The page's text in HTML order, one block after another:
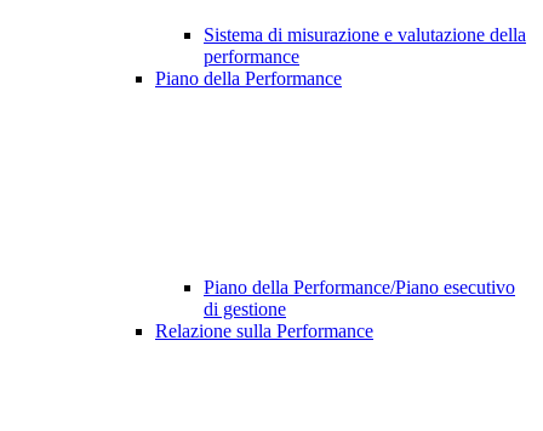
Sistema di misurazione e valutazione della
performance
Piano della Performance
Piano della Performance/Piano esecutivo
di gestione
Relazione sulla Performance